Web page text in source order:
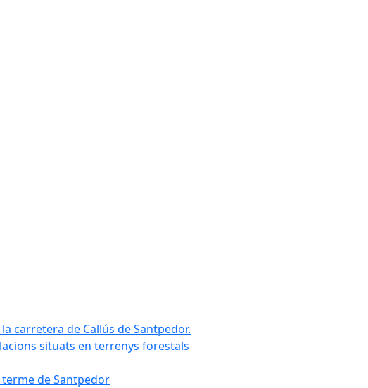
carretera de Callús de Santpedor.
situats en terrenys forestals
de Santpedor